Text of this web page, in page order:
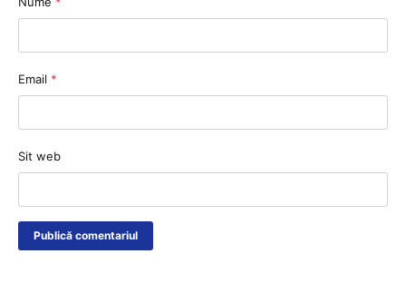
Email *
Sit web